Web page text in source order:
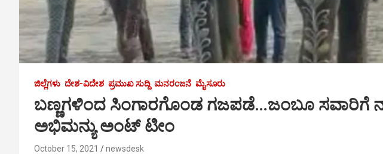
ಜಿಲ್ಲೆಗಳು ದೇಶ-ವಿದೇಶ ಪ್ರಮುಖ ಸುದ್ದಿ ಮನರಂಜನೆ ಮೈಸೂರು
ಬಣ್ಣಗಳಿಂದ ಸಿಂಗಾರಗೊಂಡ ಗಜಪಡೆ…ಜಂಬೂ ಸವಾರಿಗೆ
ಅಭಿಮನ್ಯು ಅಂಟ್ ಟೀಂ
October 15, 2021 newsdesk